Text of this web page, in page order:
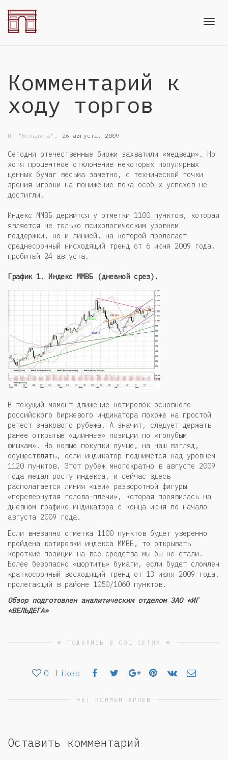
Комментарий к
ходу торгов
ИГ "Вельдега" , 26 августа, 2009
Сегодня отечественные биржи захватили «медведи». Но
хотя процентное отклонение некоторых популярных
ценных бумаг весьма заметно, с технической точки
зрения игроки на понижение пока особых успехов не
достигли.
Индекс ММВБ держится у отметки 1100 пунктов, которая
является не только психологическим уровнем
поддержки, но и линией, на которой пролегает
среднесрочный нисходящий тренд от 6 июня 2009 года,
пробитый 24 августа.
График 1. Индекс ММВБ (дневной срез).
В текущий момент движение котировок основного
российского биржевого индикатора похоже на простой
ретест знакового рубежа. А значит, следует держать
ранее открытые «длинные» позиции по «голубым
фишкам». Но новые покупки лучше, на наш взгляд,
осуществлять, если индикатор поднимется над уровнем
1120 пунктов. Этот рубеж многократно в августе 2009
года мешал росту индекса, и сейчас здесь
располагается линия «шеи» разворотной фигуры
«перевернутая голова-плечи», которая проявилась на
дневном графике индикатора с конца июня по начало
августа 2009 года.
Если внезапно отметка 1100 пунктов будет уверенно
пройдена котировки индекса ММВБ, то открывать
короткие позиции на все средства мы бы не стали.
Более безопасно «шортить» бумаги, если будет сломлен
краткосрочный восходящий тренд от 13 июля 2009 года,
пролегающий в районе 1050/1060 пунктов.
Обзор подготовлен аналитическим отделом ЗАО «ИГ
«ВЕЛЬДЕГА»
☀ ПОДЕЛИСЬ В СОЦ СЕТЯХ ☀
0 likes
НЕТ КОММЕНТАРИЕВ
Оставить комментарий